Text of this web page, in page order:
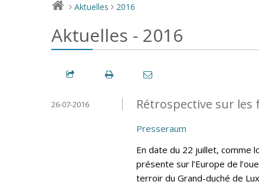
> Aktuelles > 2016
Aktuelles - 2016
Rétrospective sur
26-07-2016
Presseraum
En date du 22 juillet, comme
présente sur l’Europe de
terroir du Grand-duché de